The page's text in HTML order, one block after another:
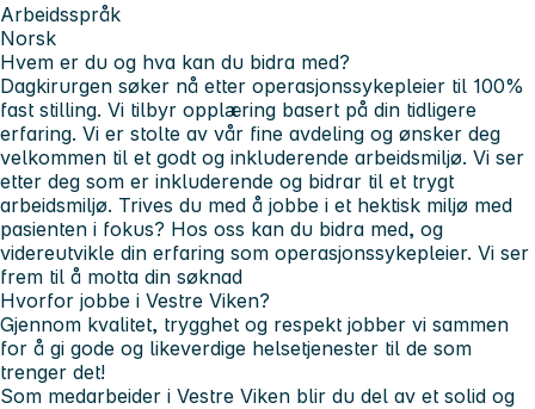
Arbeidsspråk
Norsk
Hvem er du og hva kan du bidra med?
Dagkirurgen søker nå etter operasjonssykepleier til 100%
fast stilling. Vi tilbyr opplæring basert på din tidligere
erfaring. Vi er stolte av vår fine avdeling og ønsker deg
velkommen til et godt og inkluderende arbeidsmiljø. Vi ser
etter deg som er inkluderende og bidrar til et trygt
arbeidsmiljø. Trives du med å jobbe i et hektisk miljø med
pasienten i fokus? Hos oss kan du bidra med, og
videreutvikle din erfaring som operasjonssykepleier. Vi ser
frem til å motta din søknad
Hvorfor jobbe i Vestre Viken?
Gjennom kvalitet, trygghet og respekt jobber vi sammen
for å gi gode og likeverdige helsetjenester til de som
trenger det!
Som medarbeider i Vestre Viken blir du del av et solid og